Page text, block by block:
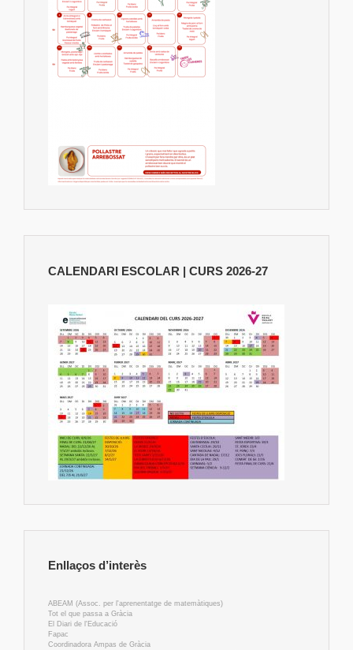
CALENDARI ESCOLAR | CURS 2026-27
Enllaços d’interès
ABEAM (Assoc. per l'aprenentatge de matemàtiques)
Tot el que passa a Gràcia
El Diari de l'Educació
Fapac
Coordinadora Ampas de Gràcia